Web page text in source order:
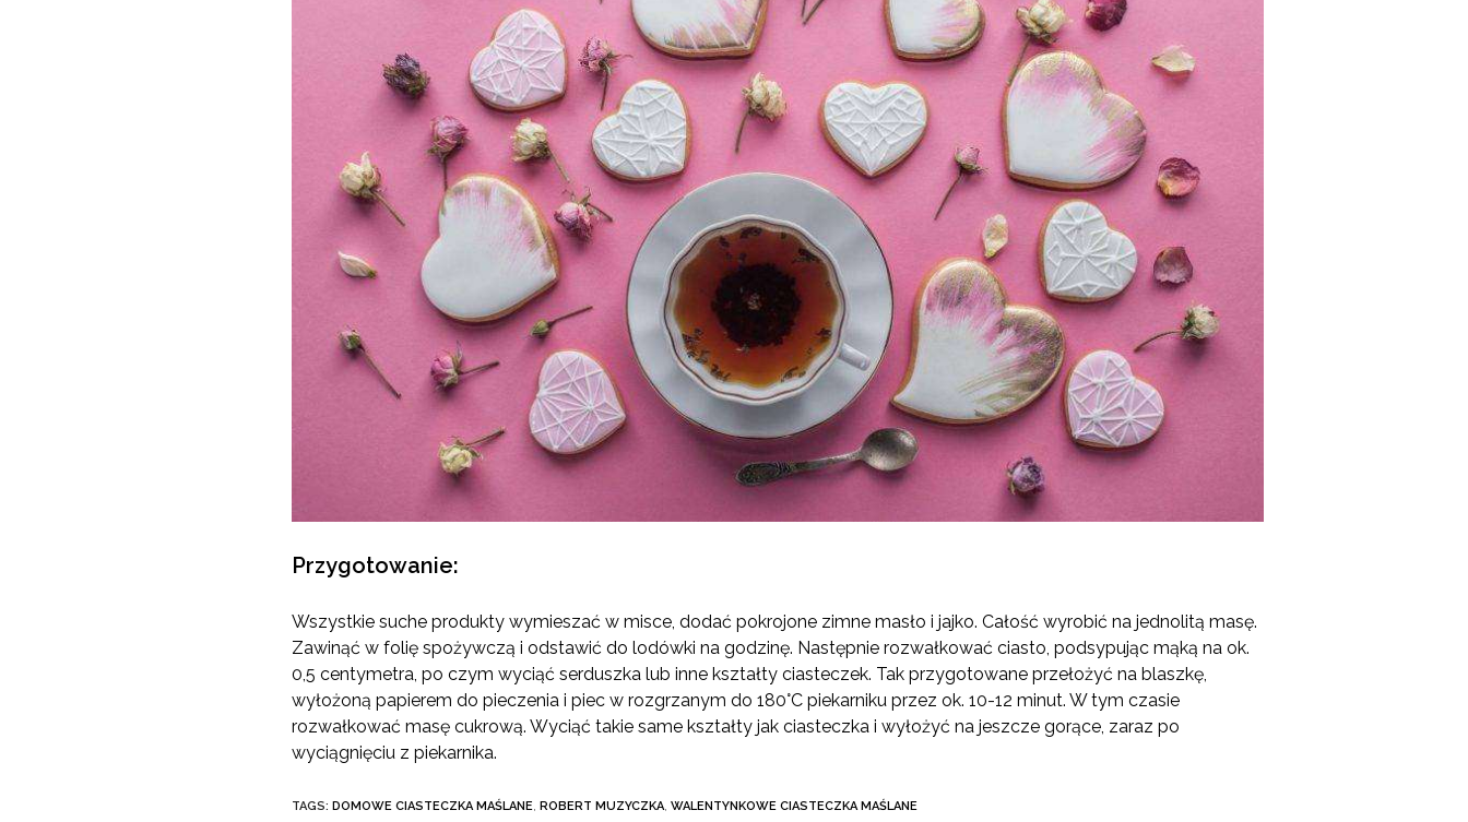
Przygotowanie:
Wszystkie suche produkty wymieszać w misce, dodać pokrojone zimne masło i jajko. Całość wyrobić na jednolitą masę.
Zawinąć w folię spożywczą i odstawić do lodówki na godzinę. Następnie rozwałkować ciasto, podsypując mąką na ok.
0,5 centymetra, po czym wyciąć serduszka lub inne kształty ciasteczek. Tak przygotowane przełożyć na blaszkę,
wyłożoną papierem do pieczenia i piec w rozgrzanym do 180°C piekarniku przez ok. 10-12 minut. W tym czasie
rozwałkować masę cukrową. Wyciąć takie same kształty jak ciasteczka i wyłożyć na jeszcze gorące, zaraz po
wyciągnięciu z piekarnika.
TAGS: DOMOWE CIASTECZKA MAŚLANE, ROBERT MUZYCZKA, WALENTYNKOWE CIASTECZKA MAŚLANE